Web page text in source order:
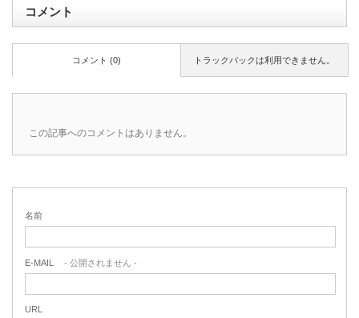
コメント
トラックバックは利用できません。
コメント (0)
この記事へのコメントはありません。
名前
E-MAIL - 公開されません -
URL